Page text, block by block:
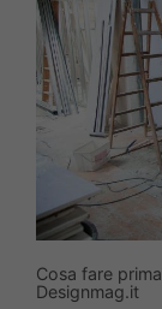
Cosa fare
Designmag.it